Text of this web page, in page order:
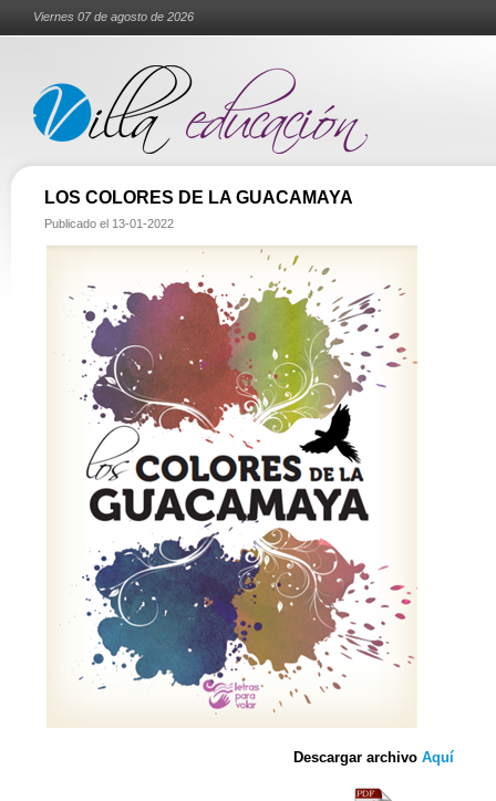
Viernes 07 de agosto de 2026
LOS COLORES DE LA GUACAMAYA
Publicado el 13-01-2022
Descargar archivo Aquí